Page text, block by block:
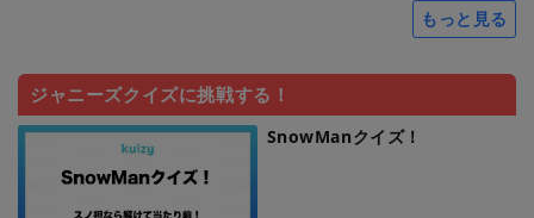
もっと見る
ジャニーズクイズに挑戦する！
SnowManクイズ！